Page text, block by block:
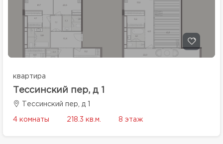
квартира
Тессинский пер, д 1
Тессинский пер, д 1
4 комнаты 218.3 кв.м. 8 этаж